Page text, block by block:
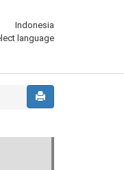
Indonesia
language